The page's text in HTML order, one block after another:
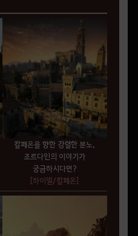
칼페온을 향한 강렬한 분노,
조르다인의 이야기가
궁금하시다면?
[하이델/칼페온]